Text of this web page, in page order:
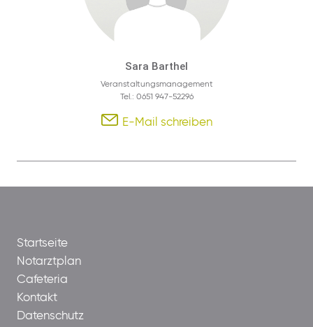
Sara Barthel
Veranstaltungsmanagement
Tel.: 0651 947-52296
E-Mail schreiben
Startseite
Notarztplan
Cafeteria
Kontakt
Datenschutz